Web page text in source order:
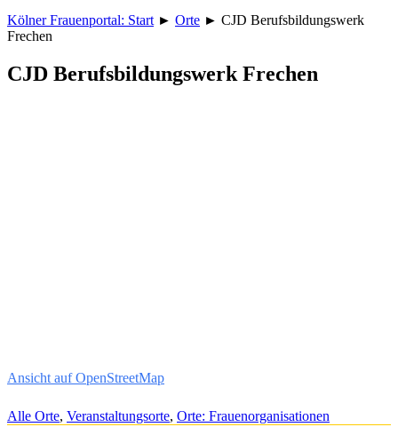
Kölner Frauenportal: Start ► Orte ► CJD Berufsbildungswerk
Frechen
CJD Berufsbildungswerk Frechen
Ansicht auf OpenStreetMap
Alle Orte, Veranstaltungsorte, Orte: Frauenorganisationen